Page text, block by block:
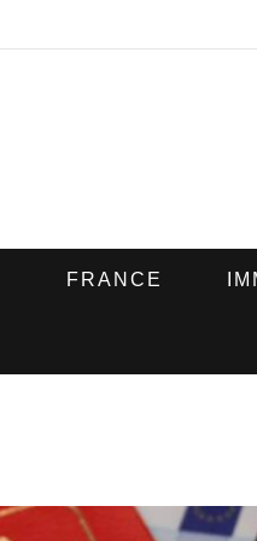
FRANCE